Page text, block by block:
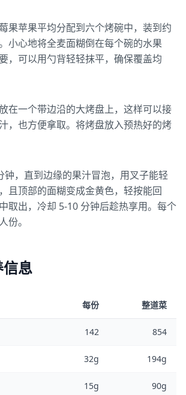
果苹果平均分配到六个烤碗中，装到约
小心地将全麦面糊倒在每个碗的水果
，可以用勺背轻轻抹平，确保覆盖均
在一个带边沿的大烤盘上，这样可以接
，也方便拿取。将烤盘放入预热好的烤
钟，直到边缘的果汁冒泡，用叉子能轻
且顶部的面糊变成金黄色，轻按能回
取出，冷却 5-10 分钟后趁热享用。每个
份。
息
每份 整道菜
142 854
32g 194g
15g 90g